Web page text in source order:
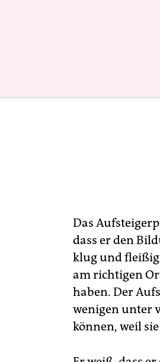
Das
dass er den
klug und fleißig
am richtigen
haben. Der
wenigen unter
können, weil